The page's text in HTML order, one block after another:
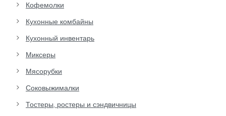
Кофемолки
Кухонные комбайны
Кухонный инвентарь
Миксеры
Мясорубки
Соковыжималки
Тостеры, ростеры и сэндвичницы